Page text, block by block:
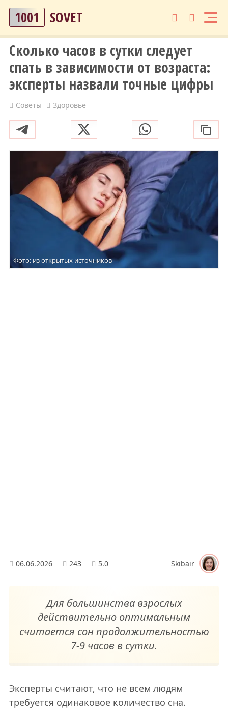
1001 SOVET
Сколько часов в сутки следует
спать в зависимости от возраста:
эксперты назвали точные цифры
Советы Здоровье
Фото: из открытых источников
06.06.2026 243 5.0 Skibair
Для большинства взрослых
действительно оптимальным
считается сон продолжительностью
7-9 часов в сутки.
Эксперты считают, что не всем людям
требуется одинаковое количество сна.